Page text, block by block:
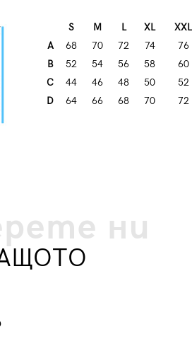
S М L XL
XXL
А
68 70 72 74
76
B
52 54 56 58
60
C
44 46 48 50
52
D
64 66 68 70 72
ни